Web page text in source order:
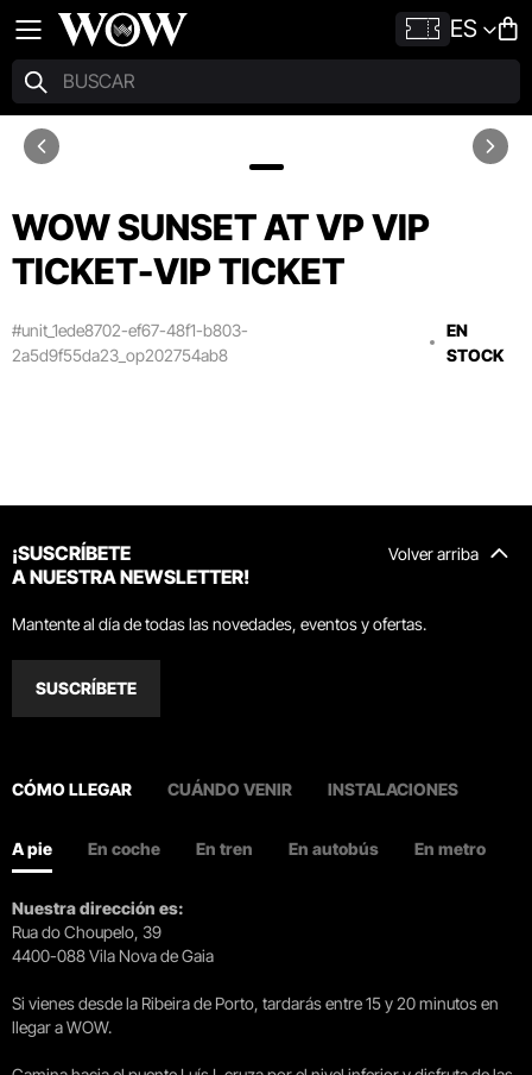
ES
WOW SUNSET AT VP VIP
TICKET-VIP TICKET
#unit_1ede8702-ef67-48f1-b803-
2a5d9f55da23_op202754ab8
EN
STOCK
Volver arriba
¡SUSCRÍBETE
A NUESTRA NEWSLETTER!
Mantente al día de todas las novedades, eventos y ofertas.
SUSCRÍBETE
CÓMO LLEGAR CUÁNDO VENIR INSTALACIONES
A pie En coche En tren En autobús En metro
Nuestra dirección es:
Rua do Choupelo, 39
4400-088 Vila Nova de Gaia
Si vienes desde la Ribeira de Porto, tardarás entre 15 y 20 minutos en
llegar a WOW.